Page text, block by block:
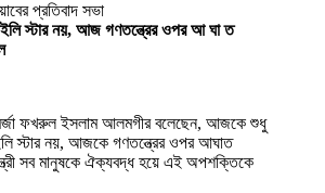
প্রতিবাদ সভা
স্টার নয়, আজ গণতন্ত্রের ওপর আ ঘা ত
ফখরুল ইসলাম আলমগীর বলেছেন, আজকে শুধু
স্টার নয়, আজকে গণতন্ত্রের ওপর আঘাত
সব মানুষকে ঐক্যবদ্ধ হয়ে এই অপশক্তিকে